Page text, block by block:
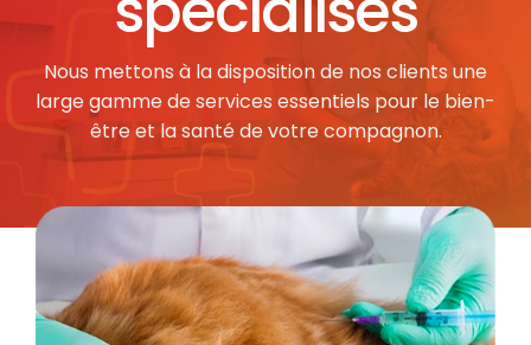
Nous mettons à la disposition de nos clients une
large gamme de services essentiels pour le bien-
être et la santé de votre compagnon.